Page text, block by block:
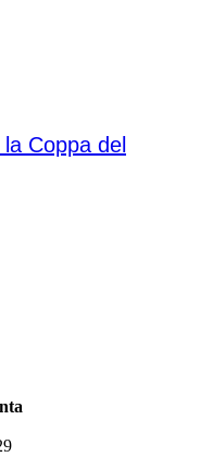
Coppa del